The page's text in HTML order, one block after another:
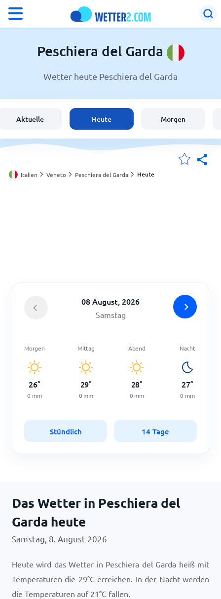
°C
Wetter in Peschiera del Garda
Schweiz
Deutschland
Peschiera del Garda
Wetter heute Peschiera del Garda
Aktuelle Heute Morgen
Italien Veneto Peschiera del Garda Heute
08 August, 2026
Samstag
Morgen
26°
0 mm
Mittag
29°
0 mm
Abend
28°
0 mm
Nacht
27°
0 mm
Stündlich 14 Tage
Das Wetter in Peschiera del
Garda heute
Samstag, 8. August 2026
Heute wird das Wetter in Peschiera del Garda heiß mit
Temperaturen die 29°Cerreichen. In der Nacht werden
die Temperaturen auf 21°C fallen.